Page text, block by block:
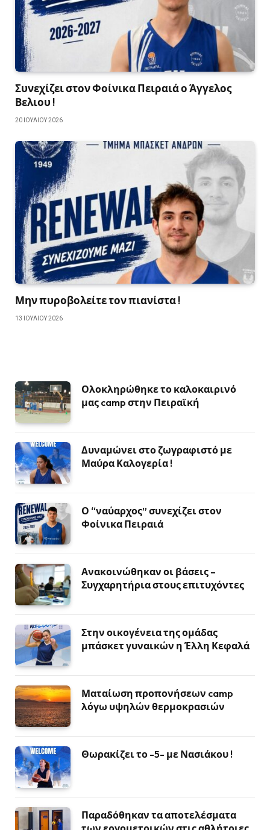
Συνεχίζει στον Φοίνικα Πειραιά ο Άγγελος
Βελιου !
20 ΙΟΥΛΊΟΥ 2026
Μην πυροβολείτε τον πιανίστα !
13 ΙΟΥΛΊΟΥ 2026
Ολοκληρώθηκε το καλοκαιρινό
μας camp στην Πειραϊκή
Δυναμώνει στο ζωγραφιστό με
Μαύρα Καλογερία !
Ο “ναύαρχος” συνεχίζει στον
Φοίνικα Πειραιά
Ανακοινώθηκαν οι βάσεις –
Συγχαρητήρια στους επιτυχόντες
Στην οικογένεια της ομάδας
μπάσκετ γυναικών η Έλλη Κεφαλά
Ματαίωση προπονήσεων camp
λόγω υψηλών θερμοκρασιών
Θωρακίζει το -5- με Νασιάκου !
Παραδόθηκαν τα αποτελέσματα